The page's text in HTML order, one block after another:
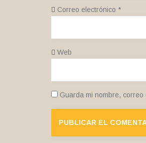
Correo electrónico *
Web
Guarda mi nombre,